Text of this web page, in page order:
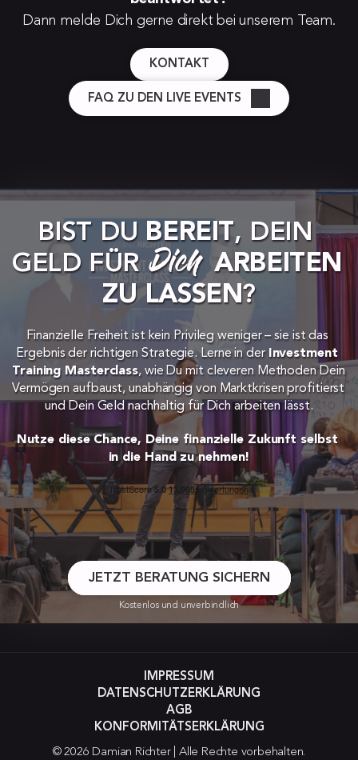
jeder Tag, an dem Du zögerst, ist ein Tag, an
Du wirklich den nächsten Schritt gehen willst,
dann triff die Entscheidung heute – und sichere
Dir Deinen Platz!
Dann melde Dich gerne direkt bei unserem Team.
KONTAKT
FAQ ZU DEN LIVE EVENTS
BIST DU BEREIT, DEIN
GELD FÜR Dich ARBEITEN
ZU LASSEN?
Finanzielle Freiheit ist kein Privileg weniger – sie ist das
Ergebnis der richtigen Strategie. Lerne in der Investment
Training Masterclass, wie Du mit cleveren Methoden Dein
Vermögen aufbaust, unabhängig von Marktkrisen profitierst
und Dein Geld nachhaltig für Dich arbeiten lässt.
Nutze diese Chance, Deine finanzielle Zukunft selbst
in die Hand zu nehmen!
JETZT BERATUNG SICHERN
Kostenlos und unverbindlich
© 2026 Damian Richter | Alle Rechte vorbehalten.
IMPRESSUM
DATENSCHUTZERKLÄRUNG
AGB
KONFORMITÄTSERKLÄRUNG